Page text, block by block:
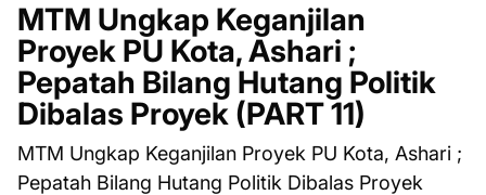
MTM Ungkap Keganjilan
Proyek PU Kota, Ashari ;
Pepatah Bilang Hutang Politik
Dibalas Proyek (PART 11)
MTM Ungkap Keganjilan Proyek PU Kota, Ashari ;
Pepatah Bilang Hutang Politik Dibalas Proyek